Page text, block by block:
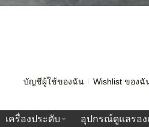
บัญชีผู้ใช้ของฉัน Wishlist ของฉั
เครื่องประดับ อุปกรณ์ดูแลรอง